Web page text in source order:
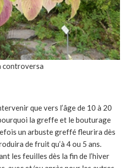
controversa
que vers l’âge de 10 à 20
pourquoi la greffe et le bouturage
un arbuste greffé fleurira dès
de fruit qu’à 4 ou 5 ans.
les feuilles dès la fin de l’hiver